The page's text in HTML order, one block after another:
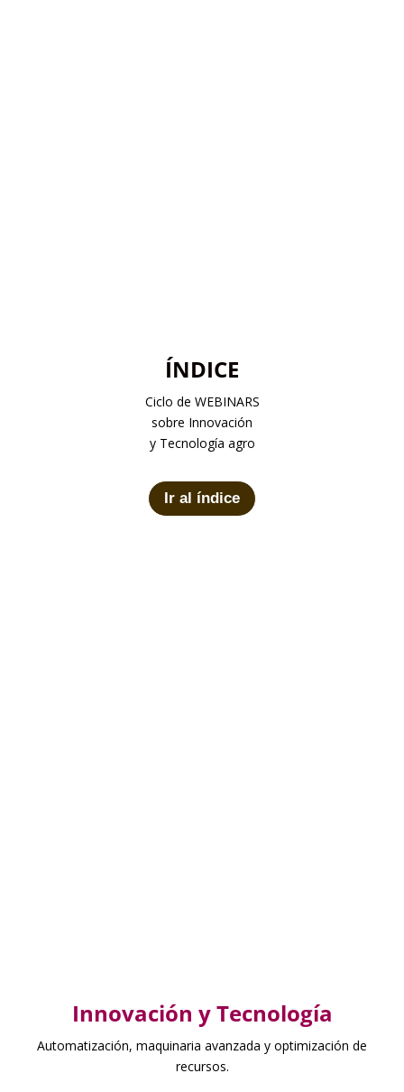
ÍNDICE
Ciclo de WEBINARS
sobre Innovación
y Tecnología agro
Ir al índice
Innovación y Tecnología
Automatización, maquinaria avanzada y optimización de
recursos.